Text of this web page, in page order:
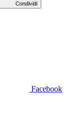
Condividi
Facebook